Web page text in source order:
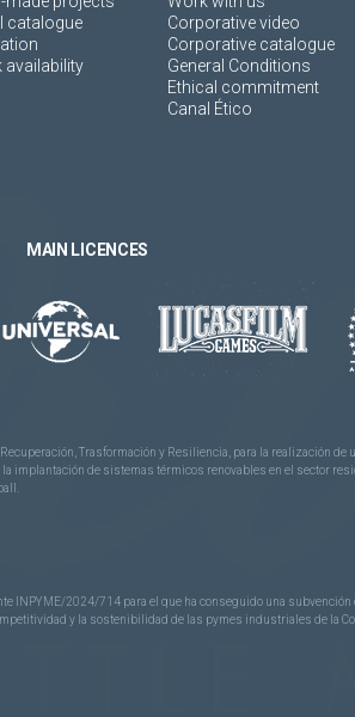
catalogue
availability
Corporative video
Corporative catalogue
General Conditions
Ethical commitment
Canal Ético
MAIN LICENCES
Trasformación y Resiliencia, para la realización
implantación de sistemas térmicos renovables en el sector
INPYME/2024/714 para el que ha conseguido una
y la sostenibilidad de las pymes industriales de la